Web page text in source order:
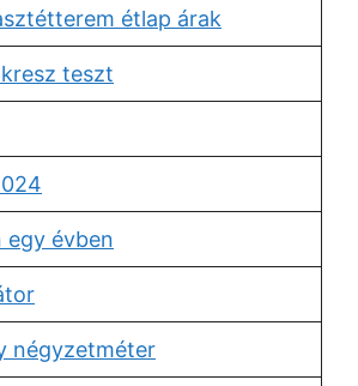
étlap árak
teszt
egy évben
négyzetméter